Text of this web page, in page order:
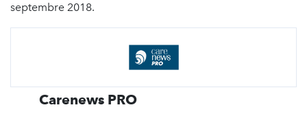
septembre 2018.
Carenews PRO